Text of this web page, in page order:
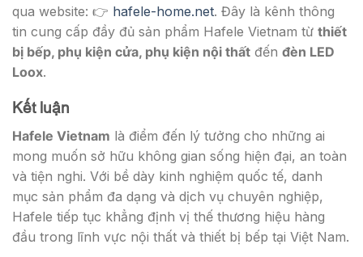
qua website: 👉 hafele-home.net. Đây là kênh thông
tin cung cấp đầy đủ sản phẩm Hafele Vietnam từ thiết
bị bếp, phụ kiện cửa, phụ kiện nội thất đến đèn LED
Loox.
Kết luận
Hafele Vietnam là điểm đến lý tưởng cho những ai
mong muốn sở hữu không gian sống hiện đại, an toàn
và tiện nghi. Với bề dày kinh nghiệm quốc tế, danh
mục sản phẩm đa dạng và dịch vụ chuyên nghiệp,
Hafele tiếp tục khẳng định vị thế thương hiệu hàng
đầu trong lĩnh vực nội thất và thiết bị bếp tại Việt Nam.